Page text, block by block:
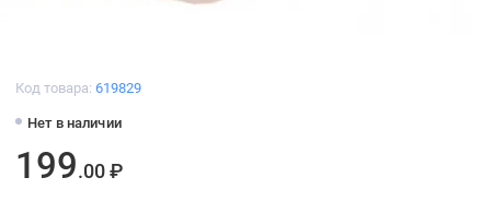
Код товара: 619829
Нет в наличии
199.00 ₽